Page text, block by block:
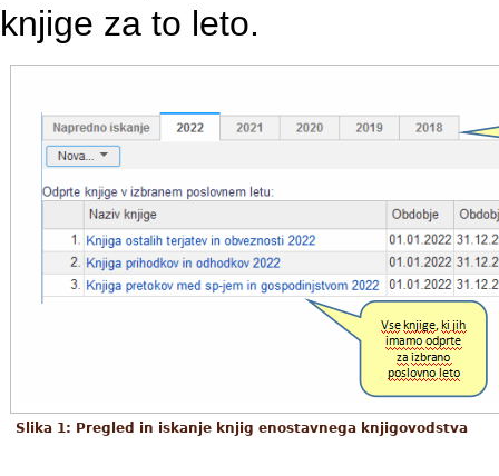
knjige za to leto.
Slika 1: Pregled in iskanje knjig enostavnega knjigovodstva